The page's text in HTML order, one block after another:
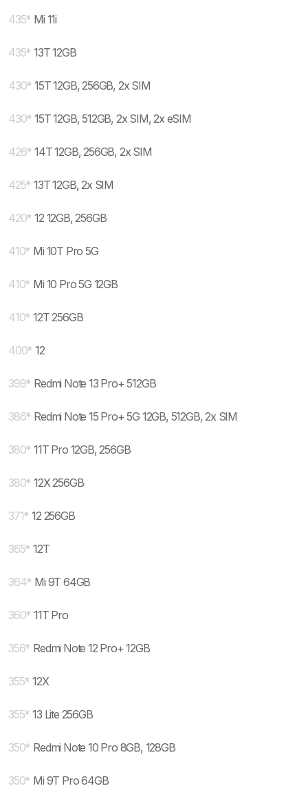
435* Mi 11i
435* 13T 12GB
430* 15T 12GB, 256GB, 2x SIM
430* 15T 12GB, 512GB, 2x SIM, 2x eSIM
426* 14T 12GB, 256GB, 2x SIM
425* 13T 12GB, 2x SIM
420* 12 12GB, 256GB
410* Mi 10T Pro 5G
410* Mi 10 Pro 5G 12GB
410* 12T 256GB
400* 12
399* Redmi Note 13 Pro+ 512GB
386* Redmi Note 15 Pro+ 5G 12GB, 512GB, 2x SIM
380* 11T Pro 12GB, 256GB
380* 12X 256GB
371* 12 256GB
365* 12T
364* Mi 9T 64GB
360* 11T Pro
356* Redmi Note 12 Pro+ 12GB
355* 12X
355* 13 Lite 256GB
350* Redmi Note 10 Pro 8GB, 128GB
350* Mi 9T Pro 64GB